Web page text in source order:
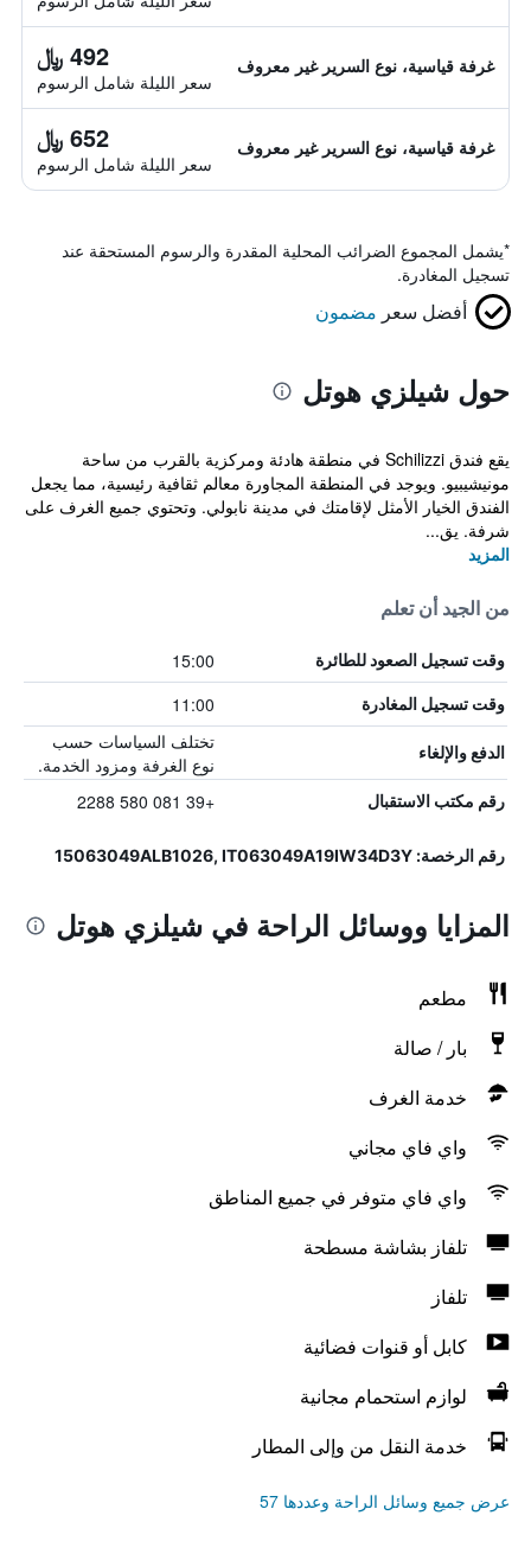
غرفة قياسية، نوع السرير غير معروف 492 ﷼
سعر الليلة شامل الرسوم
غرفة قياسية، نوع السرير غير معروف 652 ﷼
سعر الليلة شامل الرسوم
*يشمل المجموع الضرائب المحلية المقدرة والرسوم المستحقة عند
تسجيل المغادرة.
أفضل سعر مضمون
حول شيلزي هوتل
يقع فندق Schilizzi في منطقة هادئة ومركزية بالقرب من ساحة
مونيشيبيو. ويوجد في المنطقة المجاورة معالم ثقافية رئيسية، مما يجعل
الفندق الخيار الأمثل لإقامتك في مدينة نابولي. وتحتوي جميع الغرف على
شرفة. يق...
المزيد
من الجيد أن تعلم
وقت تسجيل الصعود للطائرة 15:00
وقت تسجيل المغادرة 11:00
الدفع والإلغاء
تختلف السياسات حسب
نوع الغرفة ومزود الخدمة.
رقم مكتب الاستقبال +39 081 580 2288
رقم الرخصة: 15063049ALB1026, IT063049A19IW34D3Y
المزايا ووسائل الراحة في شيلزي هوتل
مطعم
بار / صالة
خدمة الغرف
واي فاي مجاني
واي فاي متوفر في جميع المناطق
تلفاز بشاشة مسطحة
تلفاز
كابل أو قنوات فضائية
لوازم استحمام مجانية
خدمة النقل من وإلى المطار
عرض جميع وسائل الراحة وعددها 57